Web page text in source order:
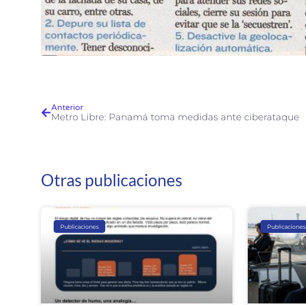
Anterior
Metro Libre: Panamá toma medidas ante ciberataque
Otras publicaciones
Publicaciones Publicaciones